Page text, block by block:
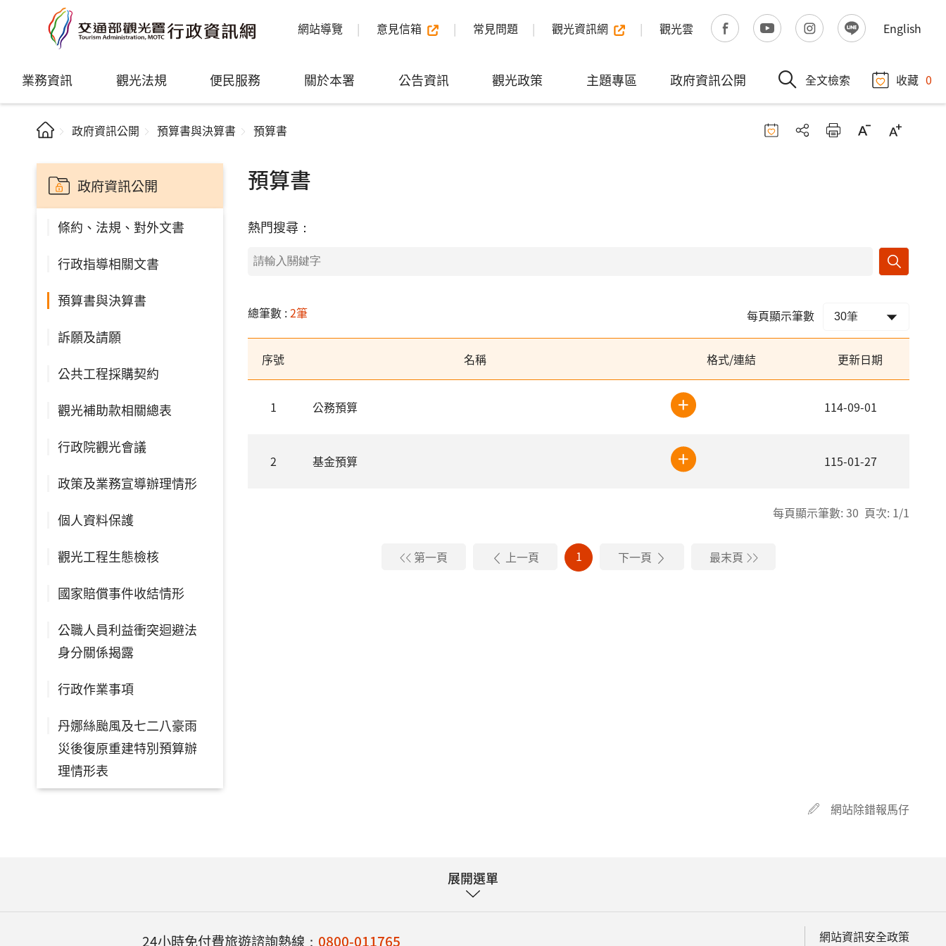
網站導覽 意見信箱 常見問題 觀光資訊網 觀光雲 English
業務資訊 觀光法規 便民服務 關於本署 公告資訊 觀光政策 主題專區 政府資訊公開 全文檢索 收藏 0
政府資訊公開 預算書與決算書 預算書
政府資訊公開
條約、法規、對外文書
行政指導相關文書
預算書與決算書
訴願及請願
公共工程採購契約
觀光補助款相關總表
行政院觀光會議
政策及業務宣導辦理情形
個人資料保護
觀光工程生態檢核
國家賠償事件收結情形
公職人員利益衝突迴避法
身分關係揭露
行政作業事項
丹娜絲颱風及七二八豪雨
災後復原重建特別預算辦
理情形表
預算書
熱門搜尋：
總筆數 :2筆 每頁顯示筆數
序號 名稱 格式/連結 更新日期
1 公務預算 114-09-01
2 基金預算 115-01-27
每頁顯示筆數: 30 頁次: 1/1
第一頁 上一頁 1 下一頁 最末頁
網站除錯報馬仔
展開選單
24小時免付費旅遊諮詢熱線： 0800-011765 網站資訊安全政策